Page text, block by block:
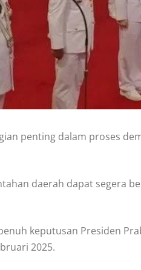
penting dalam proses
daerah dapat segera
keputusan Presiden
2025.